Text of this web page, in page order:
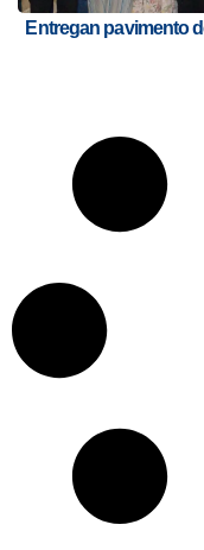
Entregan pavimento